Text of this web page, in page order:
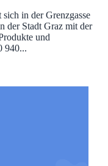
in der Grenzgasse
der Stadt Graz mit der
und
940...